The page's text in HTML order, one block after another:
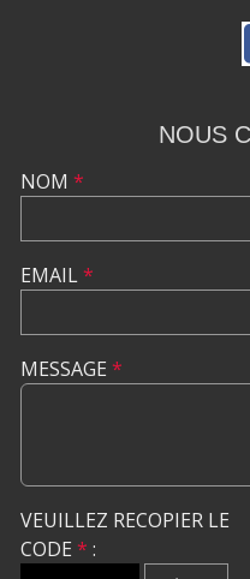
NOUS
NOM *
EMAIL*
MESSAGE *
VEUILLEZ RECOPIER LE
CODE * :